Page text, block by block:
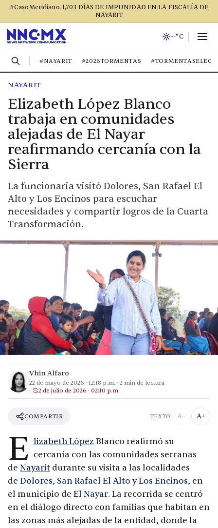
#CasoMeridiano. 1,703 DÍAS DE IMPUNIDAD EN LA FISCALÍA DE
NAYARIT
--°C
#NAYARIT #2026TORMENTAS
NAYARIT
Elizabeth López Blanco
trabaja en comunidades
alejadas de El Nayar
reafirmando cercanía con la
Sierra
La funcionaria visitó Dolores, San Rafael El
Alto y Los Encinos para escuchar
necesidades y compartir logros de la Cuarta
Transformación.
Vhin Alfaro
22 de mayo de 2026 · 12:18 p.m. · 2 min de lectura
2 de julio de 2026 · 02:10 p.m.
COMPARTIR TEXTO A− A+
E lizabeth López Blanco reafirmó su
cercanía con las comunidades serranas
de Nayarit durante su visita a las localidades
de Dolores, San Rafael El Alto yLos Encinos, en
el municipio de El Nayar. La recorrida se centró
en el diálogo directo con familias que habitan en
las zonas más alejadas de la entidad, donde la